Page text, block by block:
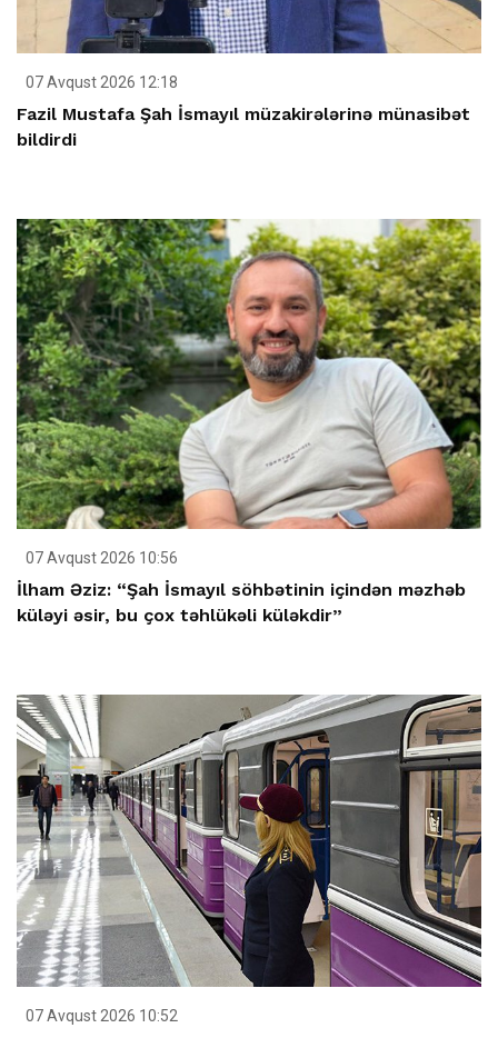
07 Avqust 2026 12:18
Fazil Mustafa Şah İsmayıl müzakirələrinə münasibət
bildirdi
07 Avqust 2026 10:56
İlham Əziz: “Şah İsmayıl söhbətinin içindən məzhəb
küləyi əsir, bu çox təhlükəli küləkdir”
07 Avqust 2026 10:52